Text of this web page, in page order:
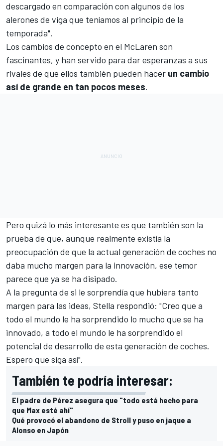
descargado en comparación con algunos de los
alerones de viga que teníamos al principio de la
temporada".
Los cambios de concepto en el McLaren son
fascinantes, y han servido para dar esperanzas a sus
rivales de que ellos también pueden hacer un cambio
así de grande en tan pocos meses.
Pero quizá lo más interesante es que también son la
prueba de que, aunque realmente existía la
preocupación de que la actual generación de coches no
daba mucho margen para la innovación, ese temor
parece que ya se ha disipado.
A la pregunta de si le sorprendía que hubiera tanto
margen para las ideas, Stella respondió: "Creo que a
todo el mundo le ha sorprendido lo mucho que se ha
innovado, a todo el mundo le ha sorprendido el
potencial de desarrollo de esta generación de coches.
Espero que siga así".
También te podría interesar:
El padre de Pérez asegura que "todo está hecho para
que Max esté ahí"
Qué provocó el abandono de Stroll y puso en jaque a
Alonso en Japón